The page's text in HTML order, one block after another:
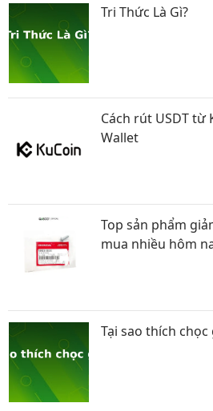
Tri Thức Là Gì?
Cách rút USDT từ
Wallet
Top sản phẩm
mua nhiều hôm
Tại sao thích chọc